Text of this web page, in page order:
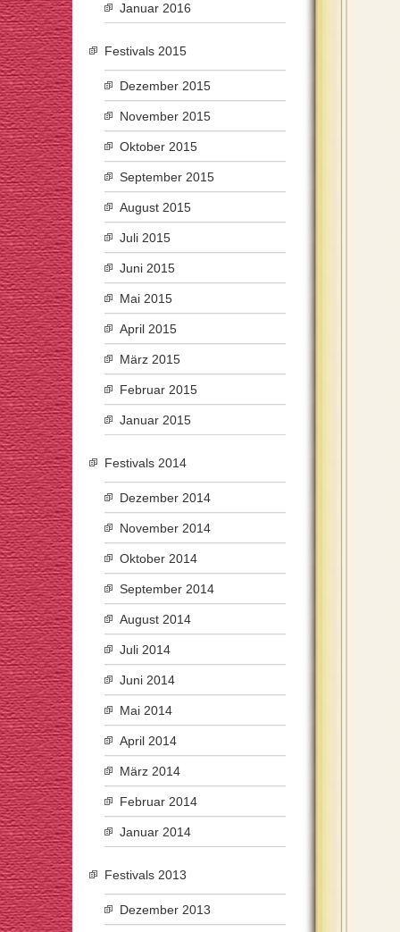
Januar 2016
Festivals 2015
Dezember 2015
November 2015
Oktober 2015
September 2015
August 2015
Juli 2015
Juni 2015
Mai 2015
April 2015
März 2015
Februar 2015
Januar 2015
Festivals 2014
Dezember 2014
November 2014
Oktober 2014
September 2014
August 2014
Juli 2014
Juni 2014
Mai 2014
April 2014
März 2014
Februar 2014
Januar 2014
Festivals 2013
Dezember 2013